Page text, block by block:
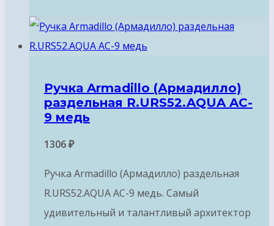
Ручка Armadillo (Армадилло)
раздельная R.URS52.AQUA AC-
9 медь
1306₽
Ручка Armadillo (Армадилло) раздельная
R.URS52.AQUA AC-9 медь. Самый
удивительный и талантливый архитектор